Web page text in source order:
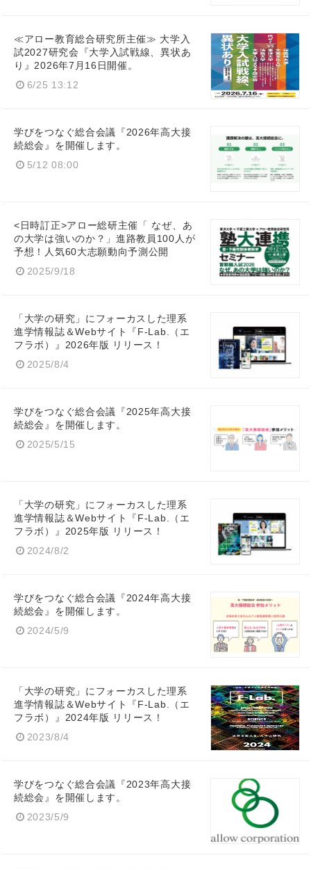
≪アロー教育総合研究所主催≫ 大学入
試2027研究会『大学入試戦線、異状あ
り』2026年7月16日開催。
6/25 13:12
学びをつなぐ総合会議『2026年高大接
続総会』を開催します。
5/12 08:00
<日時訂正>アロー総研主催「 なぜ、あ
の大学は強いのか？」進路教員100人が
予想！人気60大志願動向予測公開
2025/9/18
「大学の研究」にフォーカスした理系
進学情報誌＆Webサイト『F-Lab.（エ
フラボ）』2026年版 リリース！
2025/8/4
学びをつなぐ総合会議『2025年高大接
続総会』を開催します。
2025/5/15
「大学の研究」にフォーカスした理系
進学情報誌＆Webサイト『F-Lab.（エ
フラボ）』2025年版 リリース！
2024/8/2
学びをつなぐ総合会議『2024年高大接
続総会』を開催します。
2024/5/9
「大学の研究」にフォーカスした理系
進学情報誌＆Webサイト『F-Lab.（エ
フラボ）』2024年版 リリース！
2023/8/4
学びをつなぐ総合会議『2023年高大接
続総会』を開催します。
2023/5/9